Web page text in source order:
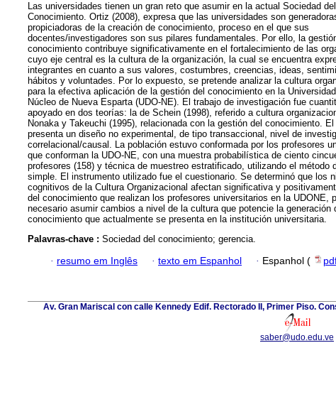
Las universidades tienen un gran reto que asumir en la actual Sociedad del
Conocimiento. Ortiz (2008), expresa que las universidades son
propiciadoras de la creación de conocimiento, proceso en el que sus
docentes/investigadores son sus pilares fundamentales. Por ello, la
conocimiento contribuye significativamente en el fortalecimiento de las
cuyo eje central es la cultura de la organización, la cual se encuentra
integrantes en cuanto a sus valores, costumbres, creencias, ideas,
hábitos y voluntades. Por lo expuesto, se pretende analizar la cultura
para la efectiva aplicación de la gestión del conocimiento en la
Núcleo de Nueva Esparta (UDO-NE). El trabajo de investigación fue
apoyado en dos teorías: la de Schein (1998), referido a cultura
Nonaka y Takeuchi (1995), relacionada con la gestión del conocimiento.
presenta un diseño no experimental, de tipo transaccional, nivel de
correlacional/causal. La población estuvo conformada por los profesores
que conforman la UDO-NE, con una muestra probabilística de ciento
profesores (158) y técnica de muestreo estratificado, utilizando el método
simple. El instrumento utilizado fue el cuestionario. Se determinó que los
cognitivos de la Cultura Organizacional afectan significativa y
del conocimiento que realizan los profesores universitarios en la UDONE,
necesario asumir cambios a nivel de la cultura que potencie la generación
conocimiento que actualmente se presenta en la institución universitaria.
Palavras-chave : Sociedad del conocimiento; gerencia.
· resumo em Inglês · texto em Espanhol · Espanhol (
Av. Gran Mariscal con calle Kennedy Edif. Rectorado II, Primer Piso.
saber@udo.edu.ve